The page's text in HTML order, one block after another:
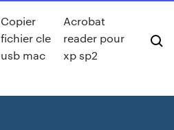
Copier
fichier cle
usb mac
Acrobat
reader pour
xp sp2